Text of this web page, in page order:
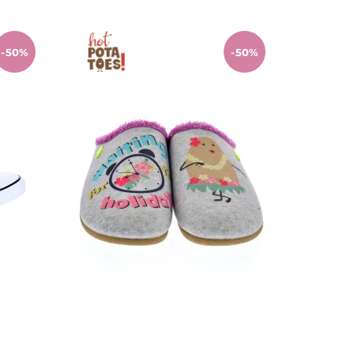
-50% -50%